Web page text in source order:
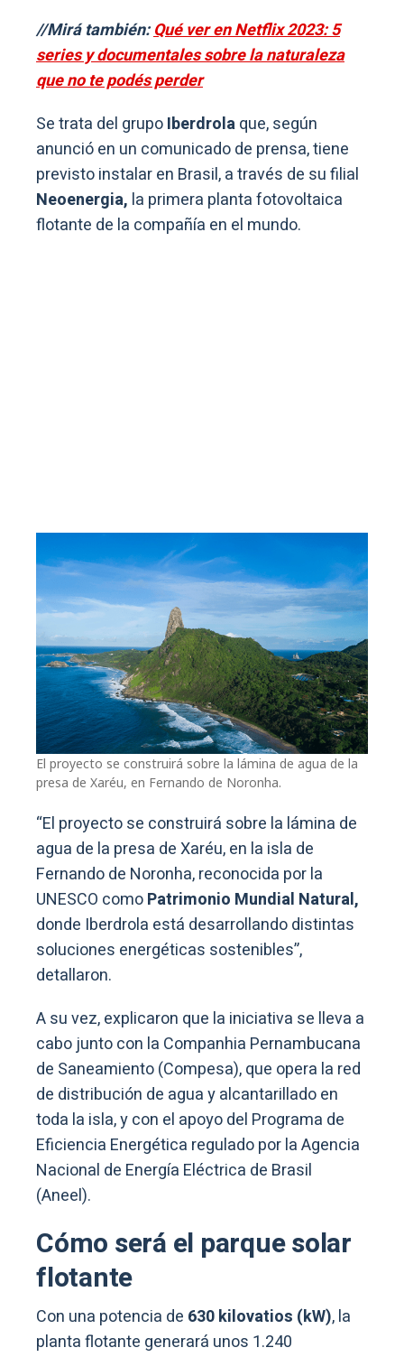
//Mirá también:Qué ver en Netflix 2023: 5
series y documentales sobre la naturaleza
que no te podés perder
Se trata del grupoIberdrolaque, según
anunció en un comunicado de prensa, tiene
previsto instalar en Brasil, a través de su filial
Neoenergia, la primera planta fotovoltaica
flotante de la compañía en el mundo.
El proyecto se construirá sobre la lámina de agua de la
presa de Xaréu, en Fernando de Noronha.
“El proyecto se construirá sobre la lámina de
agua de la presa de Xaréu, en la isla de
Fernando de Noronha, reconocida por la
UNESCO comoPatrimonio Mundial Natural,
donde Iberdrola está desarrollando distintas
soluciones energéticas sostenibles”,
detallaron.
A su vez, explicaron que la iniciativa se lleva a
cabo junto con la Companhia Pernambucana
de Saneamiento (Compesa), que opera la red
de distribución de agua y alcantarillado en
toda la isla, y con el apoyo del Programa de
Eficiencia Energética regulado por la Agencia
Nacional de Energía Eléctrica de Brasil
(Aneel).
Cómo será el parque solar
flotante
Con una potencia de 630 kilovatios (kW), la
planta flotante generará unos 1.240